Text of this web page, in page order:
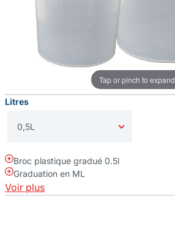
Tap or pinch to expand
Broc plastique gradué 0.5l
Graduation en ML
Voir plus
Litres